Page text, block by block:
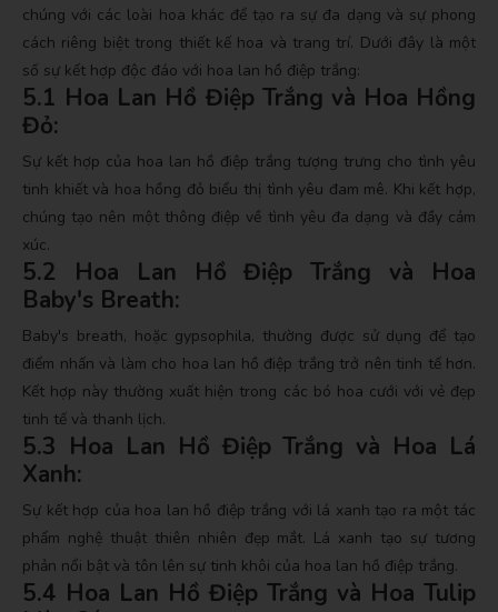
chúng với các loài hoa khác để tạo ra sự đa dạng và sự phong
cách riêng biệt trong thiết kế hoa và trang trí. Dưới đây là một
số sự kết hợp độc đáo với hoa lan hồ điệp trắng:
5.1 Hoa Lan Hồ Điệp Trắng và Hoa Hồng
Đỏ:
Sự kết hợp của hoa lan hồ điệp trắng tượng trưng cho tình yêu
tinh khiết và hoa hồng đỏ biểu thị tình yêu đam mê. Khi kết hợp,
chúng tạo nên một thông điệp về tình yêu đa dạng và đầy cảm
xúc.
5.2 Hoa Lan Hồ Điệp Trắng và Hoa
Baby's Breath:
Baby's breath, hoặc gypsophila, thường được sử dụng để tạo
điểm nhấn và làm cho hoa lan hồ điệp trắng trở nên tinh tế hơn.
Kết hợp này thường xuất hiện trong các bó hoa cưới với vẻ đẹp
tinh tế và thanh lịch.
5.3 Hoa Lan Hồ Điệp Trắng và Hoa Lá
Xanh:
Sự kết hợp của hoa lan hồ điệp trắng với lá xanh tạo ra một tác
phẩm nghệ thuật thiên nhiên đẹp mắt. Lá xanh tạo sự tương
phản nổi bật và tôn lên sự tinh khôi của hoa lan hồ điệp trắng.
5.4 Hoa Lan Hồ Điệp Trắng và Hoa Tulip